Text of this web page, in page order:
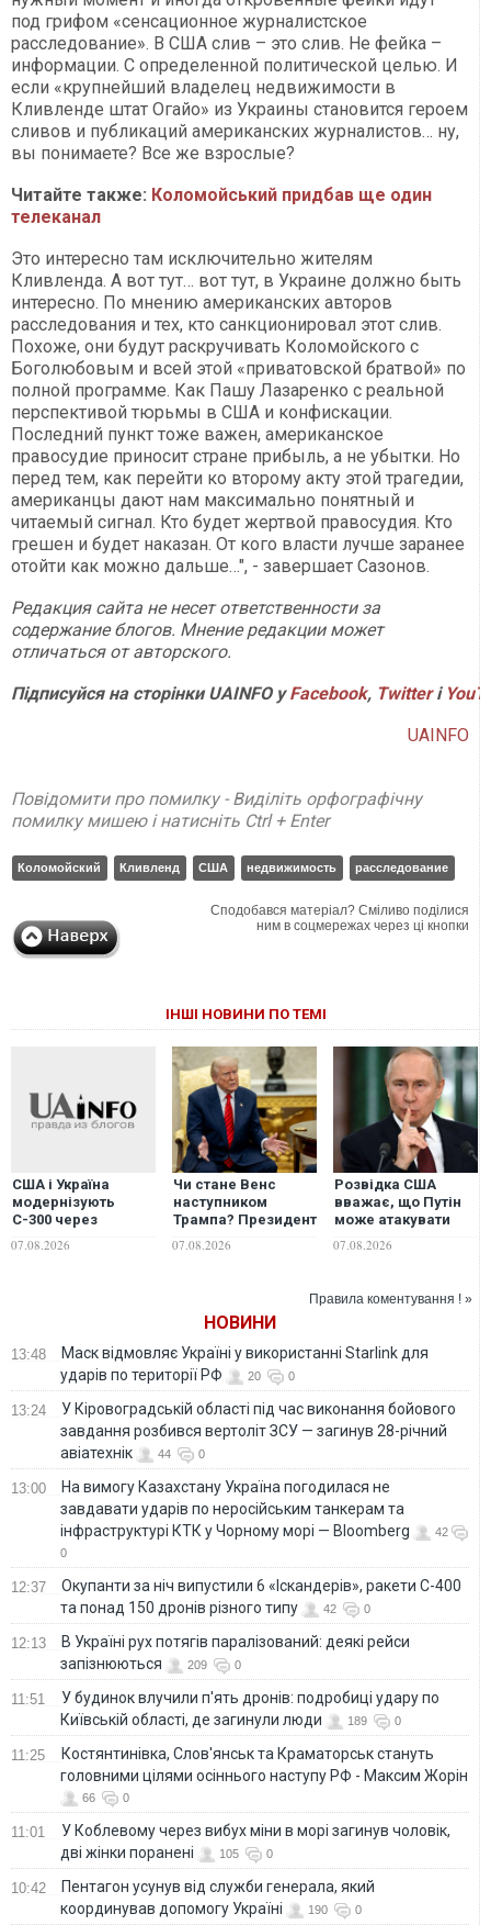
под грифом «сенсационное журналистское
расследование». В США слив – это слив. Не фейка –
информации. С определенной политической целью. И
если «крупнейший владелец недвижимости в
Кливленде штат Огайо» из Украины становится героем
сливов и публикаций американских журналистов… ну,
вы понимаете? Все же взрослые?
Читайте также: Коломойський придбав ще один
телеканал
Это интересно там исключительно жителям
Кливленда. А вот тут… вот тут, в Украине должно быть
интересно. По мнению американских авторов
расследования и тех, кто санкционировал этот слив.
Похоже, они будут раскручивать Коломойского с
Боголюбовым и всей этой «приватовской братвой» по
полной программе. Как Пашу Лазаренко с реальной
перспективой тюрьмы в США и конфискации.
Последний пункт тоже важен, американское
правосудие приносит стране прибыль, а не убытки. Но
перед тем, как перейти ко второму акту этой трагедии,
американцы дают нам максимально понятный и
читаемый сигнал. Кто будет жертвой правосудия. Кто
грешен и будет наказан. От кого власти лучше заранее
отойти как можно дальше…", - завершает Сазонов.
Редакция сайта не несет ответственности за
содержание блогов. Мнение редакции может
отличаться от авторского.
Підписуйся на сторінки UAINFO уFacebook, Twitterі
UAINFO
Повідомити про помилку - Виділіть орфографічну
помилку мишею і натисніть Ctrl + Enter
Коломойский Кливленд США недвижимость расследование
Сподобався матеріал? Сміливо поділися
ним в соцмережах через ці кнопки
ІНШІ НОВИНИ ПО ТЕМІ
США і Україна
модернізують
С-300 через
дефіцит ракет
Patriot, - ЗМІ
07.08.2026
Чи стане Венс
наступником
Трампа? Президент
США виступив із
неочікуваною
07.08.2026
Розвідка США
вважає, що Путін
може атакувати
одну з країн НАТО
вже цієї осені, -
07.08.2026
Правила коментування ! »
НОВИНИ
13:48
Маск відмовляє Україні у використанні Starlink для
ударів по території РФ
20 0
13:24
У Кіровоградській області під час виконання бойового
завдання розбився вертоліт ЗСУ — загинув 28-річний
авіатехнік
44 0
13:00
На вимогу Казахстану Україна погодилася не
завдавати ударів по неросійським танкерам та
інфраструктурі КТК у Чорному морі — Bloomberg
42
0
12:37
Окупанти за ніч випустили 6 «Іскандерів», ракети С-400
та понад 150 дронів різного типу
42 0
12:13
В Україні рух потягів паралізований: деякі рейси
запізнюються
209 0
11:51
У будинок влучили п'ять дронів: подробиці удару по
Київській області, де загинули люди
189 0
11:25
Костянтинівка, Слов'янськ та Краматорськ стануть
головними цілями осіннього наступу РФ - Максим Жорін
66 0
11:01
У Коблевому через вибух міни в морі загинув чоловік,
дві жінки поранені
105 0
10:42
Пентагон усунув від служби генерала, який
координував допомогу Україні
190 0